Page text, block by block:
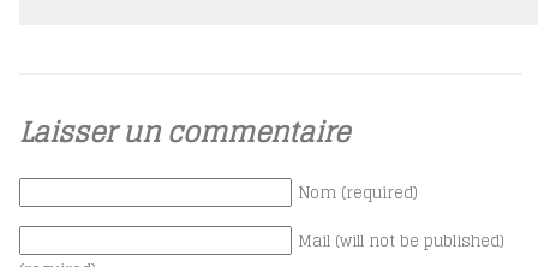
Laisser un commentaire
Nom (required)
Mail (will not be published)